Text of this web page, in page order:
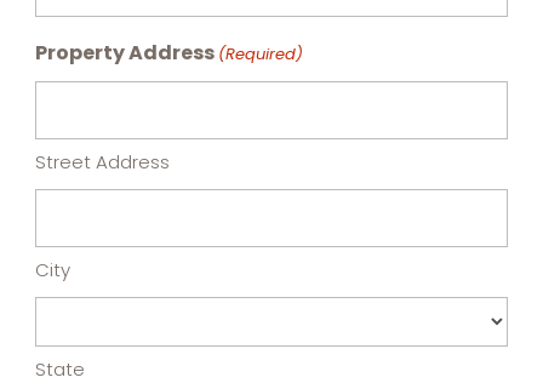
Property Address (Required)
Street Address
City
State